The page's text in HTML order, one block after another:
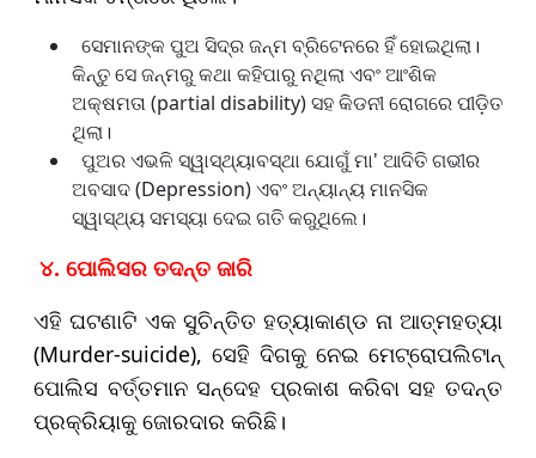
ସେମାନଙ୍କ ପୁଅ ସିଦ୍‌ର ଜନ୍ମ ବ୍ରିଟେନରେ ହିଁ ହୋଇଥିଲା।
କିନ୍ତୁ ସେ ଜନ୍ମରୁ କଥା କହିପାରୁ ନଥିଲା ଏବଂ ଆଂଶିକ
ଅକ୍ଷମତା (partial disability) ସହ କିଡନୀ ରୋଗରେ ପୀଡ଼ିତ
ଥିଲା।
ପୁଅର ଏଭଳି ସ୍ୱାସ୍ଥ୍ୟାବସ୍ଥା ଯୋଗୁଁ ମା' ଆଦିତି ଗଭୀର
ଅବସାଦ (Depression) ଏବଂ ଅନ୍ୟାନ୍ୟ ମାନସିକ
ସ୍ୱାସ୍ଥ୍ୟ ସମସ୍ୟା ଦେଇ ଗତି କରୁଥିଲେ।
୪. ପୋଲିସର ତଦନ୍ତ ଜାରି
ଏହି ଘଟଣାଟି ଏକ ସୁଚିନ୍ତିତ ହତ୍ୟାକାଣ୍ଡ ନା ଆତ୍ମହତ୍ୟା
(Murder-suicide), ସେହି ଦିଗକୁ ନେଇ ମେଟ୍ରୋପଲିଟାନ୍
ପୋଲିସ ବର୍ତ୍ତମାନ ସନ୍ଦେହ ପ୍ରକାଶ କରିବା ସହ ତଦନ୍ତ
ପ୍ରକ୍ରିୟାକୁ ଜୋରଦାର କରିଛି।